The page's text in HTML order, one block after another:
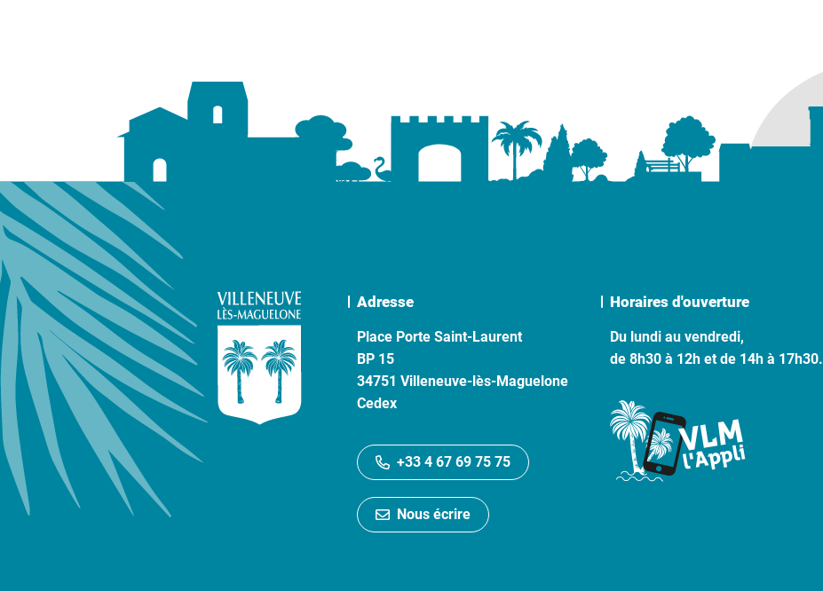
Adresse
Place Porte Saint-Laurent
BP 15
34751 Villeneuve-lès-Maguelone
Cedex
+33 4 67 69 75 75
Nous écrire
Horaires d'ouverture
Du lundi au vendredi,
de 8h30 à 12h et de 14h à 17h30.